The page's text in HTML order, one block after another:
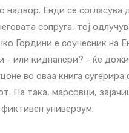
надвор. Енди се согласува
сопруга, тој
Гордини е соучесник на
- или киднапери? - ќе
во оваа книга сугерира
Па така, марсовци,
универзум.